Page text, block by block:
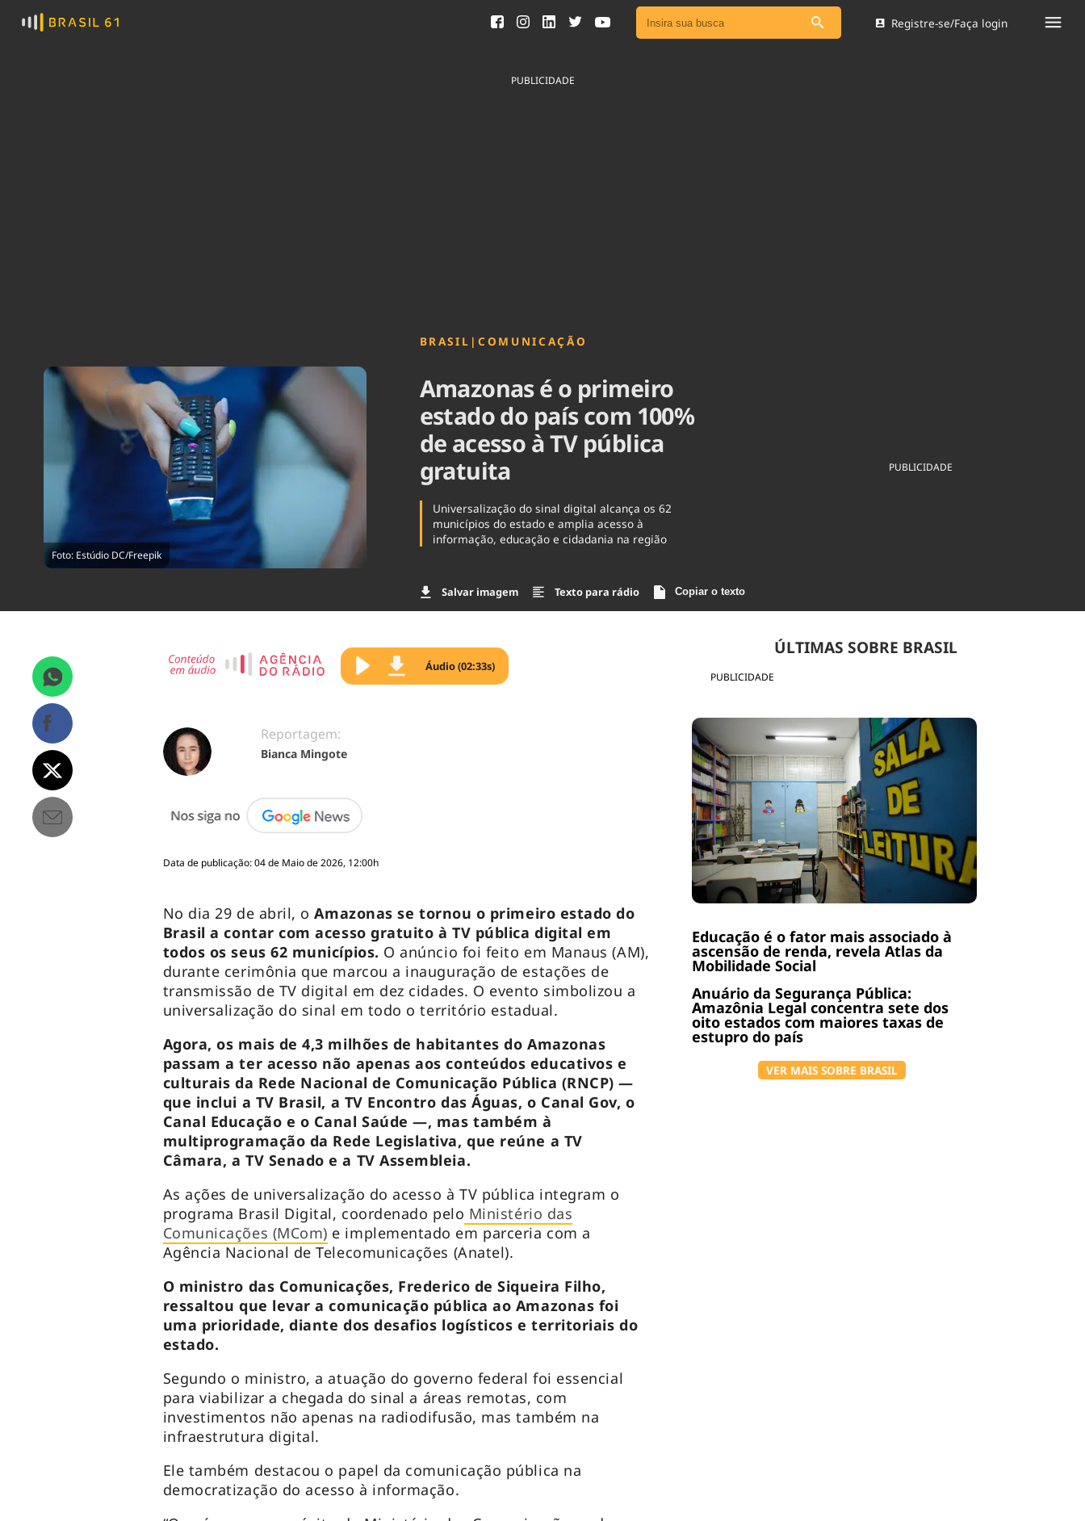
Ver todas as notícias
Brasil
Brasil Mineral
Ciência & Tecnologia
Registre-se/Faça login
PUBLICIDADE
Foto: Estúdio DC/Freepik
BRASIL |COMUNICAÇÃO
Amazonas é o primeiro
estado do país com 100%
de acesso à TV pública
gratuita
Universalização do sinal digital alcança os 62
municípios do estado e amplia acesso à
informação, educação e cidadania na região
Salvar imagem Texto para rádio Copiar o texto
PUBLICIDADE
PUBLICIDADE
ÚLTIMAS SOBRE BRASIL
Educação é o fator mais associado à
ascensão de renda, revela Atlas da
Mobilidade Social
Anuário da Segurança Pública:
Amazônia Legal concentra sete dos
oito estados com maiores taxas de
estupro do país
VER MAIS SOBRE BRASIL
Áudio (02:33s)
Reportagem:
Bianca Mingote
Data de publicação: 04 de Maio de 2026, 12:00h
No dia 29 de abril, oAmazonas se tornou o primeiro estado do
Brasil a contar com acesso gratuito à TV pública digital em
todos os seus 62 municípios. O anúncio foi feito em Manaus (AM),
durante cerimônia que marcou a inauguração de estações de
transmissão de TV digital em dez cidades. O evento simbolizou a
universalização do sinal em todo o território estadual.
Agora, os mais de 4,3 milhões de habitantes do Amazonas
passam a ter acesso não apenas aos conteúdos educativos e
culturais da Rede Nacional de Comunicação Pública (RNCP) —
que inclui a TV Brasil, a TV Encontro das Águas, o Canal Gov, o
Canal Educação e o Canal Saúde —, mas também à
multiprogramação da Rede Legislativa, que reúne a TV
Câmara, a TV Senado e a TV Assembleia.
As ações de universalização do acesso à TV pública integram o
programa Brasil Digital, coordenado pelo Ministério das
Comunicações (MCom) e implementado em parceria com a
Agência Nacional de Telecomunicações (Anatel).
O ministro das Comunicações, Frederico de Siqueira Filho,
ressaltou que levar a comunicação pública ao Amazonas foi
uma prioridade, diante dos desafios logísticos e territoriais do
estado.
Segundo o ministro, a atuação do governo federal foi essencial
para viabilizar a chegada do sinal a áreas remotas, com
investimentos não apenas na radiodifusão, mas também na
infraestrutura digital.
Ele também destacou o papel da comunicação pública na
democratização do acesso à informação.